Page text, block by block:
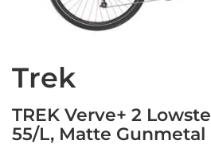
Trek
TREK Verve+ 2
55/L, Matte Gunmetal